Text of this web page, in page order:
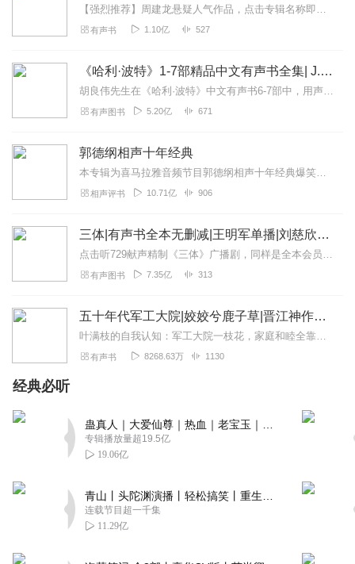
1815566mszz
夏天ALL，特别特别特别喜欢你播的十年！
寻同心悸
真心觉得男人之间的爱情不容易
1762803vsxo
喜欢真实故事，很精彩。愿万磊于斌还幸福地生活在一起。
蓝色夜曲2012
主播音色十分优美动听！磁性的声音富有男性魅力！播的很
2021-03-20
回复
听友223040103
专集不错！主播的声音非常好听！我喜欢，十年我听了三
2020-03-25
【强烈推荐】周建龙悬疑人气作品，点击专辑名称即可收听！东北王风云录：草莽崛起争霸路丨周建龙演播枭雄张作霖《黄河古事2丨周建龙演播|悬疑惊悚作家龙飞代表作》《诡吹...
有声书 1.10亿 527
《哈利·波特》1-7部精品中文有声书全集| J.K.罗琳原著，光合积木演播
胡良伟先生在《哈利·波特》中文有声书6-7部中，用声音带领着大家继续魔法之旅。为保证作品的一致性，给大家带来完整的魔法体验，我们与版权方PottermoreP...
有声图书 5.20亿 671
郭德纲相声十年经典
本专辑为喜马拉雅音频节目郭德纲相声十年经典爆笑上线！为您带来《大上寿》《爸爸去哪》《独占花魁》等高能相声！各种爆笑包袱等你解锁！一次承包你一整天的快乐~听德云社...
相声评书 10.71亿 906
三体|有声书全本无删减|王明军单播|刘慈欣原著
点击听729献声精制《三体》广播剧，同样是全本会员免费畅听，快来感受声音大戏的魅力！【购买须知】1、本作品部分集数为免费试听。2、版权归原作者所有，严禁翻录成任...
有声图书 7.35亿 313
五十年代军工大院|姣姣兮鹿子草|晋江神作年代天花板
叶满枝的自我认知：军工大院一枝花，家庭和睦全靠她。直到她在三嫂的脑门儿上看到一行字——【这个搅家精到底什么时候嫁去周厂长家？我拳头硬了！】叶满枝揉揉眼睛：？...
有声书 8268.63万 1130
经典必听
专辑播放量超19.5亿
19.06亿
连载节目超一千集
11.29亿